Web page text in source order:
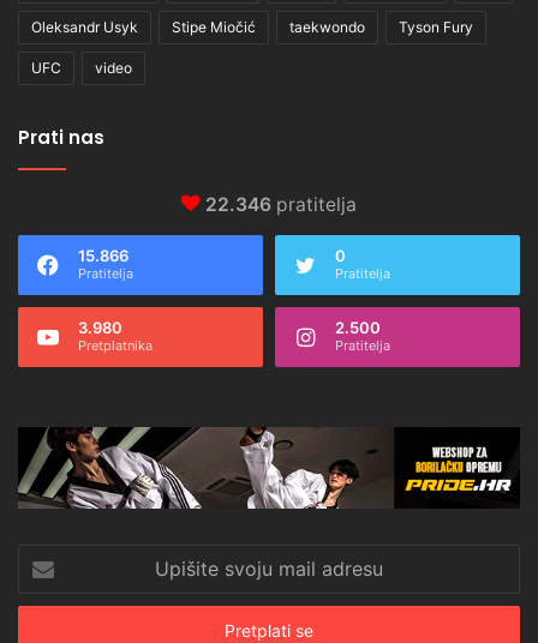
Oleksandr Usyk Stipe Miočić taekwondo Tyson Fury
UFC video
Prati nas
22.346 pratitelja
15.866
Pratitelja
0
Pratitelja
3.980
Pretplatnika
2.500
Pratitelja
svoju
mail